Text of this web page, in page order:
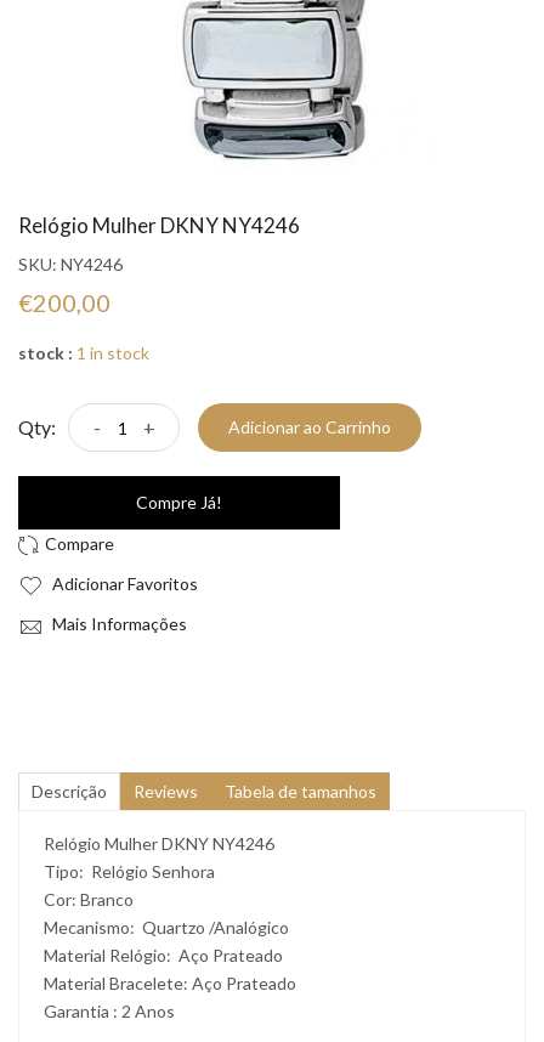
Relógio Mulher DKNY NY4246
SKU: NY4246
€200,00
stock : 1 in stock
Qty: - + Adicionar ao Carrinho
Compre Já!
Adicionar Favoritos
Mais Informações
Descrição Reviews Tabela de tamanhos
Relógio Mulher DKNY NY4246
Tipo: Relógio Senhora
Cor: Branco
Mecanismo: Quartzo /Analógico
Material Relógio: Aço Prateado
Material Bracelete: Aço Prateado
Garantia : 2 Anos